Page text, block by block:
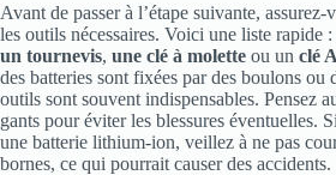
Avant de passer à l’étape suivante, assurez-
les outils nécessaires. Voici une liste rapide :
un tournevis, une clé à molette ou un clé
des batteries sont fixées par des boulons ou
outils sont souvent indispensables. Pensez
gants pour éviter les blessures éventuelles.
une batterie lithium-ion, veillez à ne pas
bornes, ce qui pourrait causer des accidents.